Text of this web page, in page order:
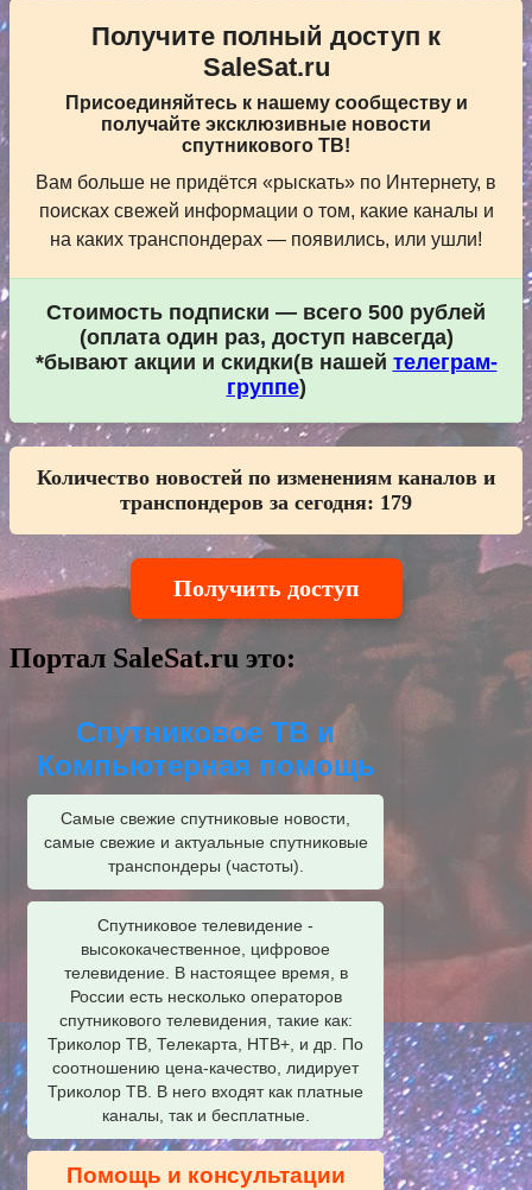
Получите полный доступ к
SaleSat.ru
Присоединяйтесь к нашему сообществу и
получайте эксклюзивные новости
спутникового ТВ!
Вам больше не придётся «рыскать» по Интернету, в
поисках свежей информации о том, какие каналы и
на каких транспондерах — появились, или ушли!
Стоимость подписки — всего 500 рублей
(оплата один раз, доступ навсегда)
*бывают акции и скидки(в нашей телеграм-
группе)
Количество новостей по изменениям каналов и
транспондеров за сегодня: 179
Получить доступ
Портал SaleSat.ru это:
Спутниковое ТВ и
Компьютерная помощь
Самые свежие спутниковые новости,
самые свежие и актуальные спутниковые
транспондеры (частоты).
Спутниковое телевидение -
высококачественное, цифровое
телевидение. В настоящее время, в
России есть несколько операторов
спутникового телевидения, такие как:
Триколор ТВ, Телекарта, НТВ+, и др. По
соотношению цена-качество, лидирует
Триколор ТВ. В него входят как платные
каналы, так и бесплатные.
Помощь и консультации